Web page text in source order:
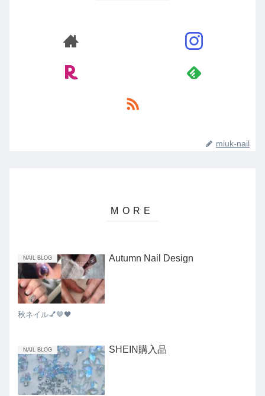
miuk-nail
NAIL BLOG Autumn Nail Design
秋ネイル💅🤎🖤
NAIL BLOG SHEIN購入品